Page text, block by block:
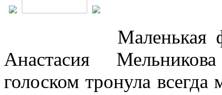
Маленькая
Анастасия
голоском тронула